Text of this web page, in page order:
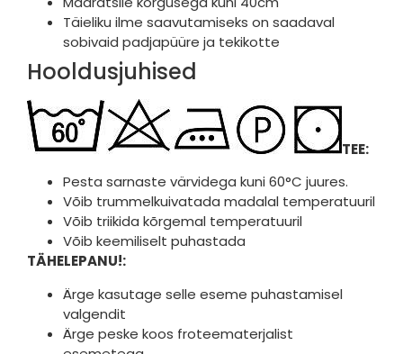
Täieliku ilme saavutamiseks on saadaval
sobivaid padjapüüre ja tekikotte
Hooldusjuhised
TEE:
Pesta sarnaste värvidega kuni 60°C juures.
Võib trummelkuivatada madalal temperatuuril
Võib triikida kõrgemal temperatuuril
Võib keemiliselt puhastada
TÄHELEPANU!:
Ärge kasutage selle eseme puhastamisel
valgendit
Ärge peske koos froteematerjalist